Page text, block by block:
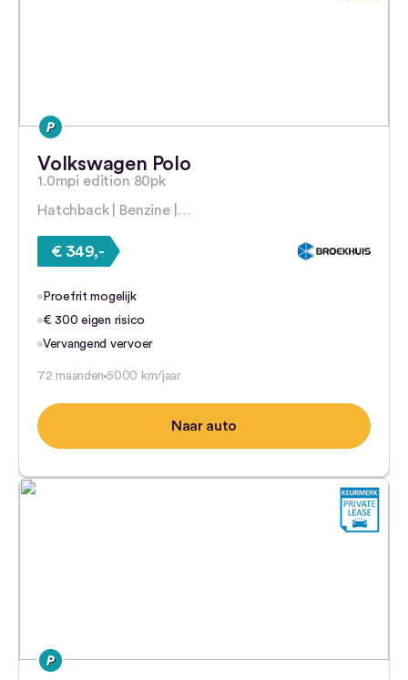
Volkswagen Polo
1.0mpi edition 80pk
Hatchback | Benzine |…
€ 349,-
Proefrit mogelijk
€ 300 eigen risico
Vervangend vervoer
72 maanden 5000 km/jaar
Naar auto